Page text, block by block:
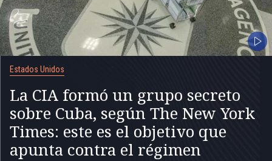
Estados Unidos
La CIA formó un grupo secreto
sobre Cuba, según The New York
Times: este es el objetivo que
apunta contra el régimen